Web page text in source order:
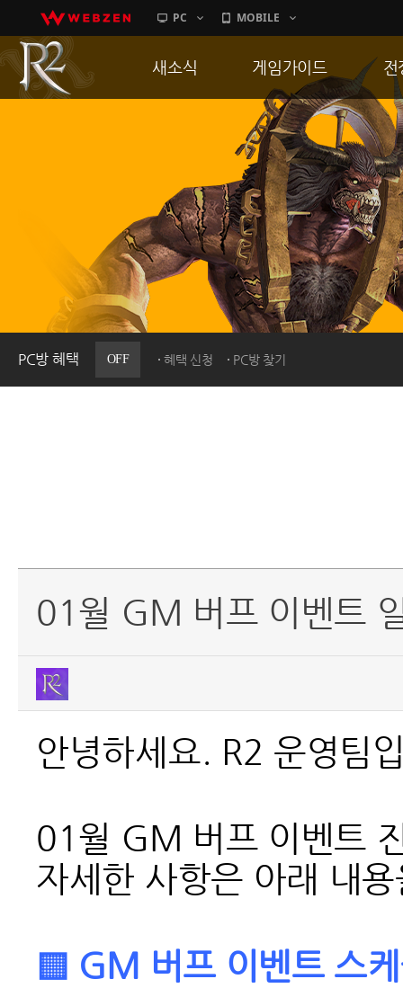
PC MOBILE
PC방 혜택 OFF 혜택 신청 PC방 찾기
새소식
이벤트
히스토리
PC방으로간다
게임가이드
게임 특징
서버가이드
신병훈련소
세부가이드
통합보급센터
전
통
공
01월 GM 버프 이벤트
안녕하세요. R2 운영팀
01월 GM 버프 이벤트
자세한 사항은 아래 내
▒ GM 버프 이벤트 스